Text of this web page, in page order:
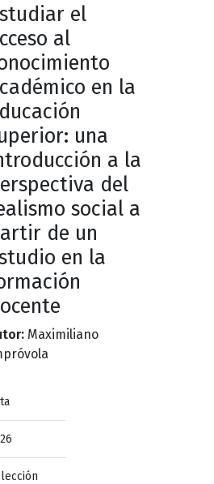
el
al
en la
una
a la
del
social a
de un
en la
Maximiliano